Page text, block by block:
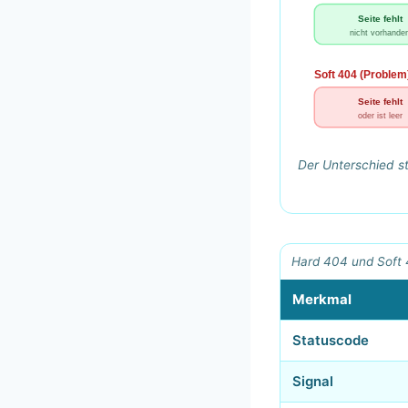
Seite fehlt
nicht
Soft 404
Seite fehlt
oder ist leer
Der Unterschied
Hard 404 und Soft
Merkmal
Statuscode
Signal